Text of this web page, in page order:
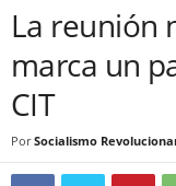
La reunión
marca un
CIT
Por Socialismo